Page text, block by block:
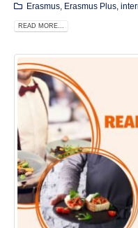
Erasmus, Erasmus Plus,
READ MORE...